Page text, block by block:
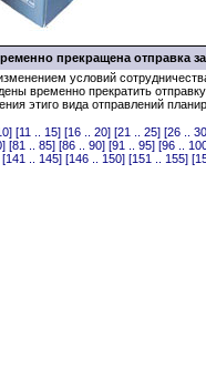
прекращена отправка
условий
временно прекратить
этиго вида отправлений
[11 .. 15] [16 .. 20] [21 .. 25] [26 ..
[81 .. 85] [86 .. 90] [91 .. 95] [96 ..
[141 .. 145] [146 .. 150] [151 .. 155]